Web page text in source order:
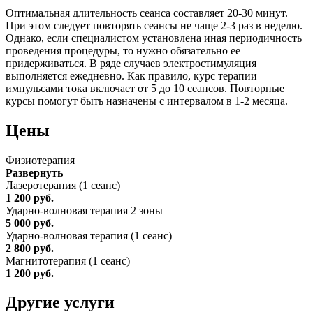
Оптимальная длительность сеанса составляет 20-30 минут.
При этом следует повторять сеансы не чаще 2-3 раз в неделю.
Однако, если специалистом установлена иная периодичность
проведения процедуры, то нужно обязательно ее
придерживаться. В ряде случаев электростимуляция
выполняется ежедневно. Как правило, курс терапии
импульсами тока включает от 5 до 10 сеансов. Повторные
курсы помогут быть назначены с интервалом в 1-2 месяца.
Цены
Физиотерапия
Развернуть
Лазеротерапия (1 сеанс)
1 200 руб.
Ударно-волновая терапия 2 зоны
5 000 руб.
Ударно-волновая терапия (1 сеанс)
2 800 руб.
Магнитотерапия (1 сеанс)
1 200 руб.
Другие услуги